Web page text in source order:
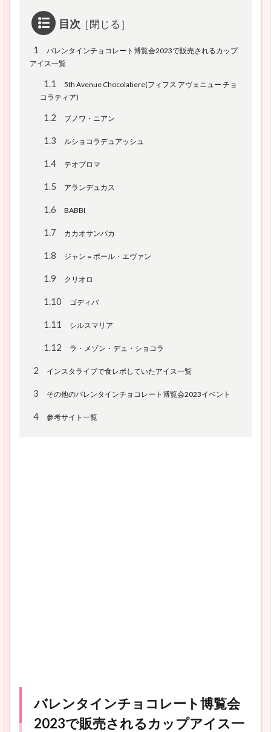
目次
1
バレンタインチョコレート博覧会2023で販売されるカップ
アイス一覧
1.1
5th Avenue Chocolatiere(フィフス アヴェニュー チョ
コラティア)
1.2 ブノワ・ニアン
1.3 ルショコラデュアッシュ
1.4 テオブロマ
1.5 アランデュカス
1.6 BABBI
1.7 カカオサンパカ
1.8 ジャン＝ポール・エヴァン
1.9 クリオロ
1.10 ゴディバ
1.11 シルスマリア
1.12 ラ・メゾン・デュ・ショコラ
2 インスタライブで食レポしていたアイス一覧
3 その他のバレンタインチョコレート博覧会2023イベント
4 参考サイト一覧
バレンタインチョコレート博覧会
2023で販売されるカップアイス一